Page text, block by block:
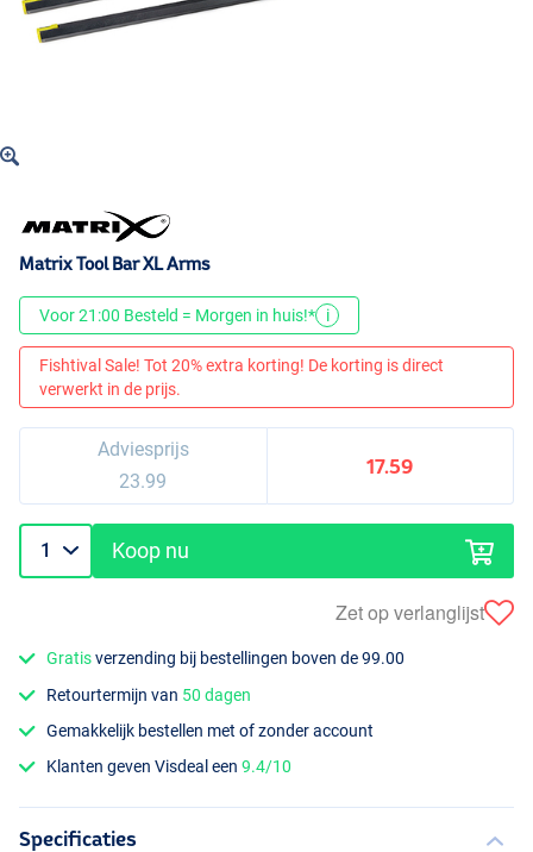
Matrix Tool Bar XL Arms
Voor 21:00 Besteld = Morgen in huis!* i
Fishtival Sale! Tot 20% extra korting! De korting is direct
verwerkt in de prijs.
Adviesprijs
23.99
17.59
Koop nu
Zet op verlanglijst
Gratisverzending bij bestellingen boven de 99.00
Retourtermijn van 50 dagen
Gemakkelijk bestellen met of zonder account
Klanten geven Visdeal een9.4/10
Specificaties